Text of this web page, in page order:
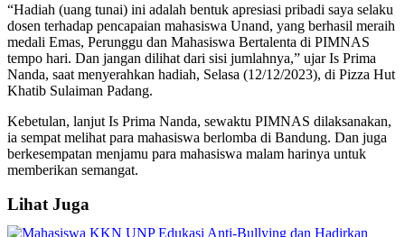
“Hadiah (uang tunai) ini adalah bentuk apresiasi pribadi saya selaku
dosen terhadap pencapaian mahasiswa Unand, yang berhasil meraih
medali Emas, Perunggu dan Mahasiswa Bertalenta di PIMNAS
tempo hari. Dan jangan dilihat dari sisi jumlahnya,” ujar Is Prima
Nanda, saat menyerahkan hadiah, Selasa (12/12/2023), di Pizza Hut
Khatib Sulaiman Padang.
Kebetulan, lanjut Is Prima Nanda, sewaktu PIMNAS dilaksanakan,
ia sempat melihat para mahasiswa berlomba di Bandung. Dan juga
berkesempatan menjamu para mahasiswa malam harinya untuk
memberikan semangat.
Lihat Juga